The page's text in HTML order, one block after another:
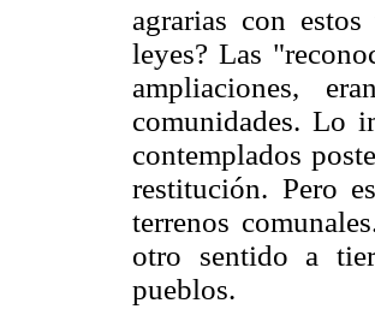
agrarias con
leyes? Las
ampliaciones,
comunidades. Lo
contemplados
restitución. Pero
terrenos
otro sentido a
pueblos.